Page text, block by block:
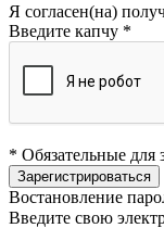
Я согласен(на)
Введите капчу *
* Обязательные для
Востановление
Введите свою